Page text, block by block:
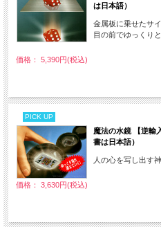
は日本語）
金属板に乗せたサ
目の前でゆっくり
価格： 5,390円(税込)
PICK UP
魔法の水鏡 【逆輸
書は日本語）
人の心を写し出す
価格： 3,630円(税込)